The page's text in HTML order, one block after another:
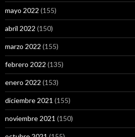
mayo 2022 (155)
abril 2022 (150)
marzo 2022 (155)
febrero 2022 (135)
enero 2022 (153)
diciembre 2021 (155)
noviembre 2021 (150)